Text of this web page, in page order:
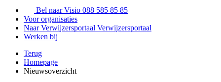
Bel naar Visio 088 585 85 85
Voor organisaties
Naar Verwijzersportaal Verwijzersportaal
Werken bij
Terug
Homepage
Nieuwsoverzicht